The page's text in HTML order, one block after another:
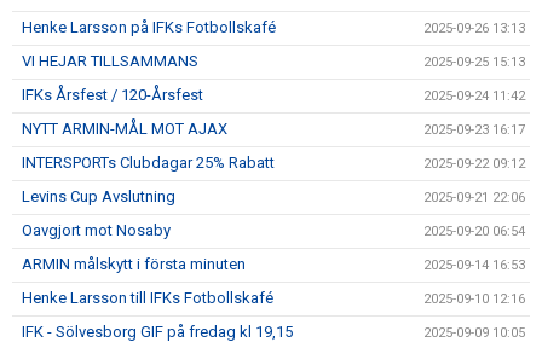
Henke Larsson på IFKs Fotbollskafé 2025-09-26 13:13
VI HEJAR TILLSAMMANS 2025-09-25 15:13
IFKs Årsfest / 120-Årsfest 2025-09-24 11:42
NYTT ARMIN-MÅL MOT AJAX 2025-09-23 16:17
INTERSPORTs Clubdagar 25% Rabatt 2025-09-22 09:12
Levins Cup Avslutning 2025-09-21 22:06
Oavgjort mot Nosaby 2025-09-20 06:54
ARMIN målskytt i första minuten 2025-09-14 16:53
Henke Larsson till IFKs Fotbollskafé 2025-09-10 12:16
IFK - Sölvesborg GIF på fredag kl 19,15 2025-09-09 10:05